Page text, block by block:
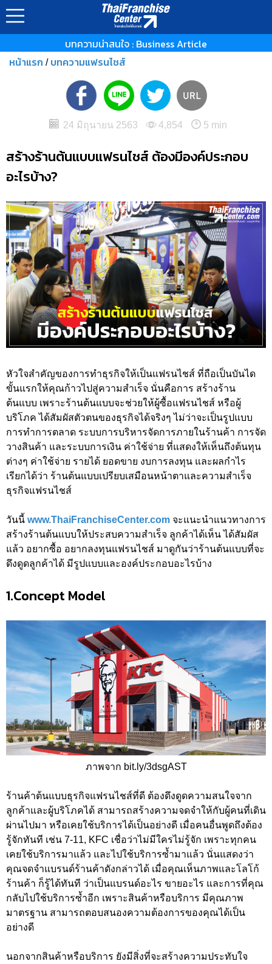
บทความน่าสนใจ : Business Article
หน้าแรก / บทความแฟรนไชส์
24 มิถุนายน 2563 4,854 5 min
สร้างร้านต้นแบบแฟรนไชส์ ต้องมีองค์ประกอบ
อะไรบ้าง?
หัวใจสำคัญของการทำธุรกิจให้เป็นแฟรนไชส์ ที่ถือเป็นบันได
ขั้นแรกให้คุณก้าวไปสู่ความสำเร็จ นั่นคือการ สร้างร้าน
ต้นแบบ เพราะร้านต้นแบบจะช่วยให้ผู้ซื้อแฟรนไชส์ หรือผู้
บริโภค ได้สัมผัสตัวตนของธุรกิจได้จริงๆ ไม่ว่าจะเป็นรูปแบบ
การทำการตลาด ระบบการบริหารจัดการภายในร้านค้า การจัด
วางสินค้า และระบบการเงิน ค่าใช้จ่าย ที่แสดงให้เห็นถึงต้นทุน
ต่างๆ ค่าใช้จ่าย รายได้ ยอดขาย งบการลงทุน และผลกำไร
เรียกได้ว่า ร้านต้นแบบเปรียบเสมือนหน้าตาและความสำเร็จ
ธุรกิจแฟรนไชส์
วันนี้ www.ThaiFranchiseCenter.com จะแนะนำแนวทางการ
สร้างร้านต้นแบบให้ประสบความสำเร็จ ลูกค้าได้เห็น ได้สัมผัส
แล้ว อยากซื้อ อยากลงทุนแฟรนไชส์ มาดูกันว่าร้านต้นแบบที่จะ
ดึงดูดลูกค้าได้ มีรูปแบบและองค์ประกอบอะไรบ้าง
1.Concept Model
ภาพจาก bit.ly/3dsgAST
ร้านค้าต้นแบบธุรกิจแฟรนไชส์ที่ดี ต้องดึงดูดความสนใจจาก
ลูกค้าและผู้บริโภคได้ สามารถสร้างความจดจำให้กับผู้คนที่เดิน
ผ่านไปมา หรือเคยใช้บริการได้เป็นอย่างดี เมื่อคนอื่นพูดถึงต้อง
รู้จักทันที เช่น 7-11, KFC เชื่อว่าไม่มีใครไม่รู้จัก เพราะทุกคน
เคยใช้บริการมาแล้ว และไปใช้บริการซ้ำมาแล้ว นั่นแสดงว่า
คุณจดจำแบรนด์ร้านค้าดังกล่าวได้ เมื่อคุณเห็นภาพและโลโก้
ร้านค้า ก็รู้ได้ทันที ว่าเป็นแบรนด์อะไร ขายอะไร และการที่คุณ
กลับไปใช้บริการซ้ำอีก เพราะสินค้าหรือบริการ มีคุณภาพ
มาตรฐาน สามารถตอบสนองความต้องการของคุณได้เป็น
อย่างดี
นอกจากสินค้าหรือบริการ ยังมีสิ่งที่จะสร้างความประทับใจ